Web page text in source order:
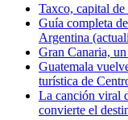
Taxco, capital de
Guía completa
Argentina
Gran Canaria,
Guatemala
turística de
La canción viral
convierte el